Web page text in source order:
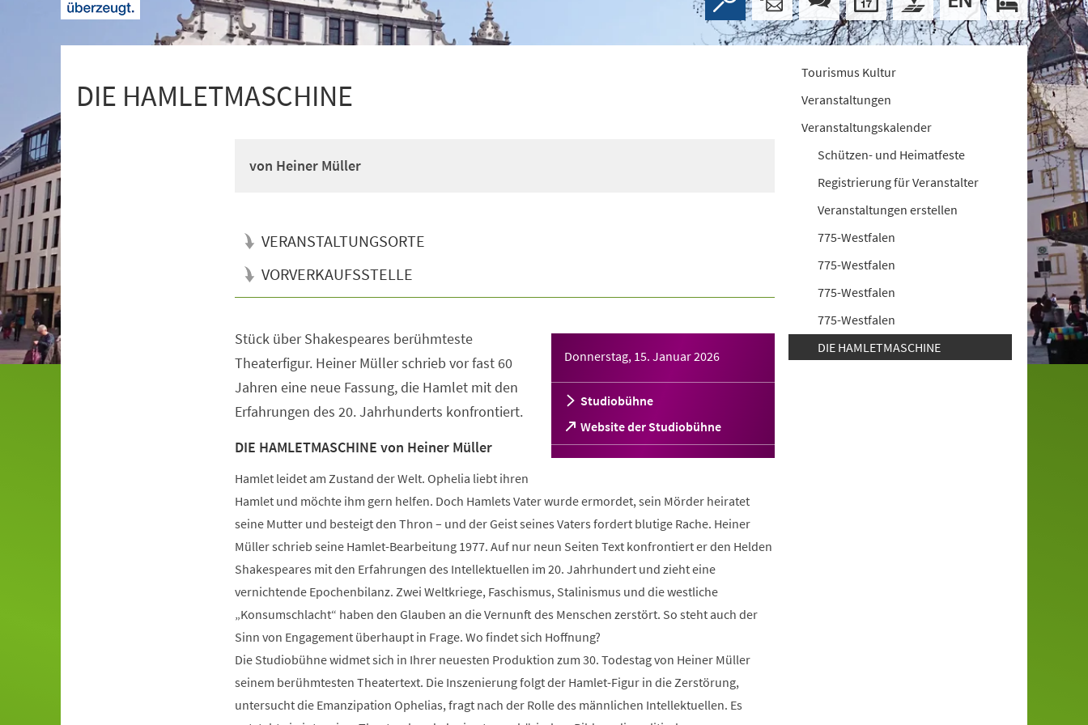
DIE HAMLETMASCHINE
von Heiner Müller
VERANSTALTUNGSORTE
VORVERKAUFSSTELLE
Donnerstag, 15. Januar 2026
Studiobühne
Website der Studiobühne
(Öffnet
in
einem
Stück über Shakespeares berühmteste
Theaterfigur. Heiner Müller schrieb vor fast 60
Jahren eine neue Fassung, die Hamlet mit den
Erfahrungen des 20. Jahrhunderts konfrontiert.
DIE HAMLETMASCHINE von Heiner Müller
Hamlet leidet am Zustand der Welt. Ophelia liebt ihren
Hamlet und möchte ihm gern helfen. Doch Hamlets Vater wurde ermordet, sein Mörder heiratet
seine Mutter und besteigt den Thron – und der Geist seines Vaters fordert blutige Rache. Heiner
Müller schrieb seine Hamlet-Bearbeitung 1977. Auf nur neun Seiten Text konfrontiert er den Helden
Shakespeares mit den Erfahrungen des Intellektuellen im 20. Jahrhundert und zieht eine
vernichtende Epochenbilanz. Zwei Weltkriege, Faschismus, Stalinismus und die westliche
„Konsumschlacht“ haben den Glauben an die Vernunft des Menschen zerstört. So steht auch der
Sinn von Engagement überhaupt in Frage. Wo findet sich Hoffnung?
Die Studiobühne widmet sich in Ihrer neuesten Produktion zum 30. Todestag von Heiner Müller
seinem berühmtesten Theatertext. Die Inszenierung folgt der Hamlet-Figur in die Zerstörung,
untersucht die Emanzipation Ophelias, fragt nach der Rolle des männlichen Intellektuellen. Es
Tourismus Kultur
Veranstaltungen
Veranstaltungskalender
Schützen- und Heimatfeste
Registrierung für Veranstalter
Veranstaltungen erstellen
775-Westfalen
775-Westfalen
775-Westfalen
775-Westfalen
DIE HAMLETMASCHINE